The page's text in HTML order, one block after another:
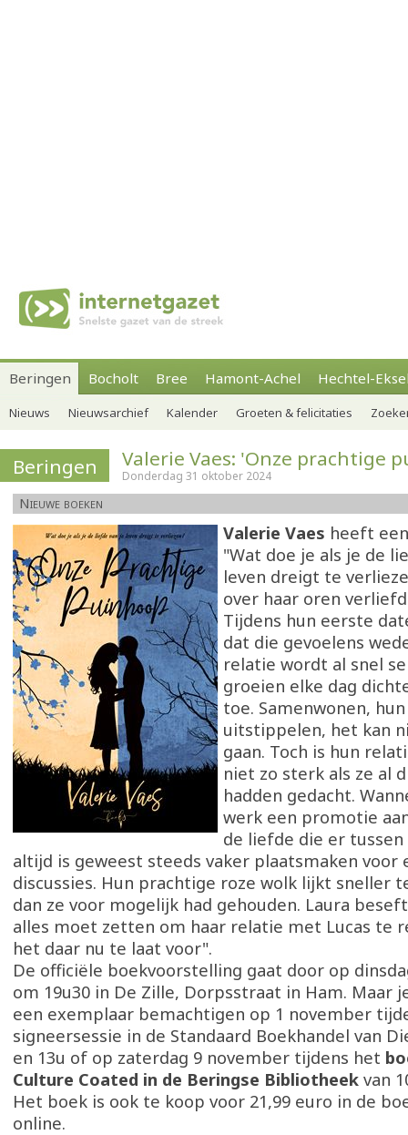
Beringen Bocholt Bree Hamont-Achel Hechtel-
Nieuws Nieuwsarchief Kalender Groeten & felicitaties
Beringen Valerie Vaes: 'Onze prachtige
Donderdag 31 oktober 2024
Nieuwe boeken
Valerie Vaes heeft
"Wat doe je als je de
leven dreigt te
over haar oren
Tijdens hun eerste
dat die gevoelens
relatie wordt al snel
groeien elke dag
toe. Samenwonen,
uitstippelen, het kan
gaan. Toch is hun
niet zo sterk als ze al
hadden gedacht.
werk een promotie
de liefde die er tussen
altijd is geweest steeds vaker plaatsmaken voor
discussies. Hun prachtige roze wolk lijkt sneller
dan ze voor mogelijk had gehouden. Laura
alles moet zetten om haar relatie met Lucas te
het daar nu te laat voor".
De officiële boekvoorstelling gaat door op
om 19u30 in De Zille, Dorpsstraat in Ham. Maar
een exemplaar bemachtigen op 1 november
signeersessie in de Standaard Boekhandel van
en 13u of op zaterdag 9 november tijdens het
Culture Coated in de Beringse Bibliotheek van
Het boek is ook te koop voor 21,99 euro in de
online.